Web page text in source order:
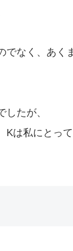
なく、あく
たが、
は私にとっ